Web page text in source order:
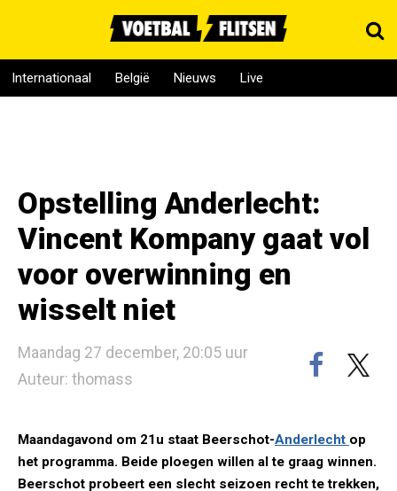
Internationaal België Nieuws Live
Opstelling Anderlecht:
Vincent Kompany gaat vol
voor overwinning en
wisselt niet
Maandag 27 december, 20:05 uur
Auteur: thomass
Maandagavond om 21u staat Beerschot-Anderlecht op
het programma. Beide ploegen willen al te graag winnen.
Beerschot probeert een slecht seizoen recht te trekken,